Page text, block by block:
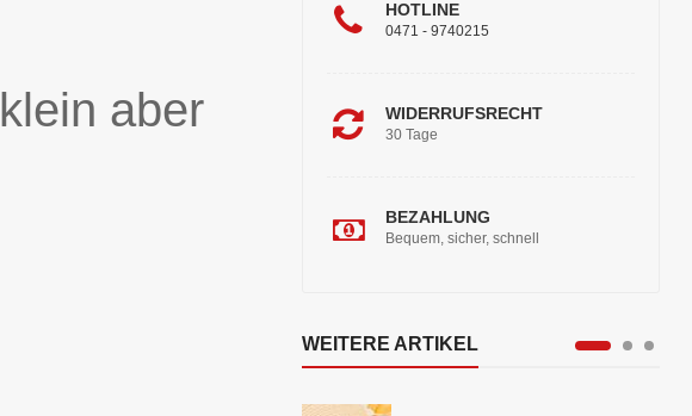
klein aber
HOTLINE
0471 - 9740215
WIDERRUFSRECHT
30 Tage
BEZAHLUNG
Bequem, sicher, schnell
WEITERE ARTIKEL